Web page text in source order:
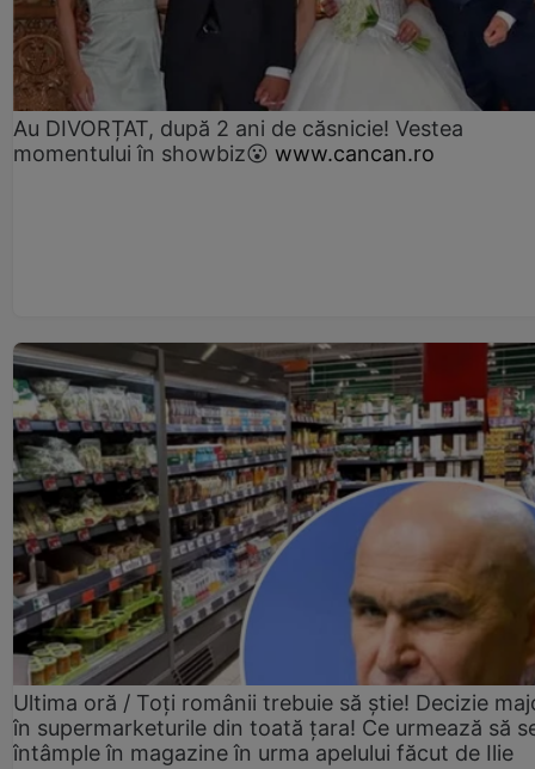
Au DIVORȚAT, după 2 ani de căsnicie! Vestea
momentului în showbiz😮 www.cancan.ro
Ultima oră / Toți românii trebuie să știe! Decizie
în supermarketurile din toată țara! Ce urmează să
întâmple în magazine în urma apelului făcut de Ilie